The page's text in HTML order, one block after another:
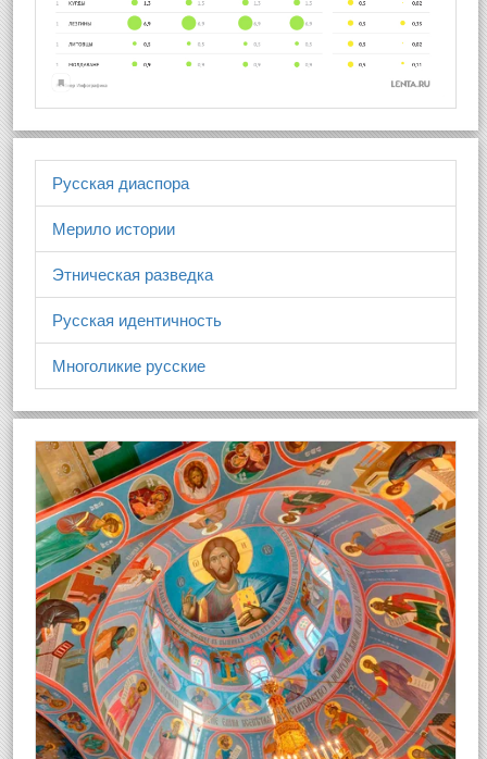
Русская диаспора
Мерило истории
Этническая разведка
Русская идентичность
Многоликие русские